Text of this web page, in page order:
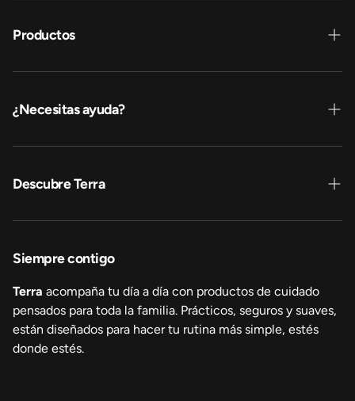
Productos
Pañales y pants
Toallitas sachet
¿Necesitas ayuda?
Contáctanos
Dónde comprar
Descubre Terra
Sobre nosotros
Sustentabilidad
Transparencia
Siempre contigo
Terra acompaña tu día a día con productos de cuidado
pensados para toda la familia. Prácticos, seguros y suaves,
están diseñados para hacer tu rutina más simple, estés
donde estés.